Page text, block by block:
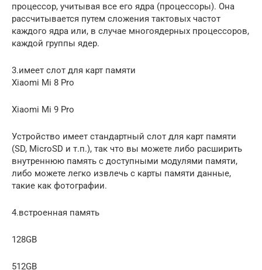
процессор, учитывая все его ядра (процессоры). Она
рассчитывается путем сложения тактовых частот
каждого ядра или, в случае многоядерных процессоров,
каждой группы ядер.
3.имеет слот для карт памяти
Xiaomi Mi 8 Pro
Xiaomi Mi 9 Pro
Устройство имеет стандартный слот для карт памяти
(SD, MicroSD и т.п.), так что вы можете либо расширить
внутреннюю память с доступными модулями памяти,
либо можете легко извлечь с карты памяти данные,
такие как фотографии.
4.встроенная память
128GB
512GB